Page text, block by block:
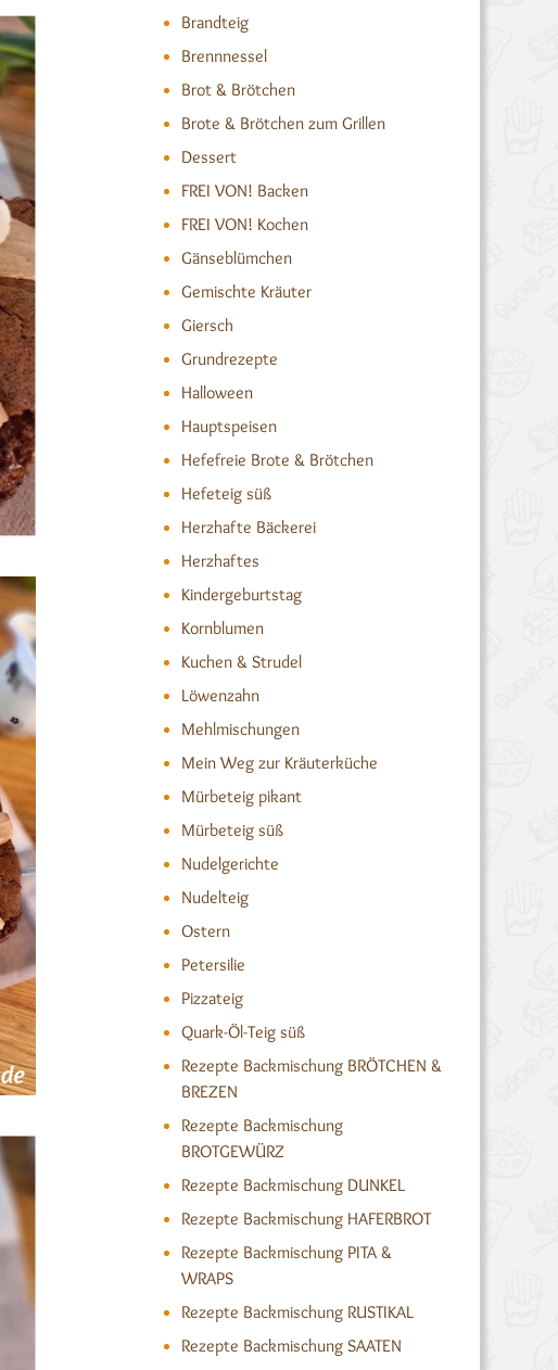
Brandteig
Brennnessel
Brot & Brötchen
Brote & Brötchen zum Grillen
Dessert
FREI VON! Backen
FREI VON! Kochen
Gänseblümchen
Gemischte Kräuter
Giersch
Grundrezepte
Halloween
Hauptspeisen
Hefefreie Brote & Brötchen
Hefeteig süß
Herzhafte Bäckerei
Herzhaftes
Kindergeburtstag
Kornblumen
Kuchen & Strudel
Löwenzahn
Mehlmischungen
Mein Weg zur Kräuterküche
Mürbeteig pikant
Mürbeteig süß
Nudelgerichte
Nudelteig
Ostern
Petersilie
Pizzateig
Quark-Öl-Teig süß
Rezepte Backmischung BRÖTCHEN &
BREZEN
Rezepte Backmischung
BROTGEWÜRZ
Rezepte Backmischung DUNKEL
Rezepte Backmischung HAFERBROT
Rezepte Backmischung PITA &
WRAPS
Rezepte Backmischung RUSTIKAL
Rezepte Backmischung SAATEN